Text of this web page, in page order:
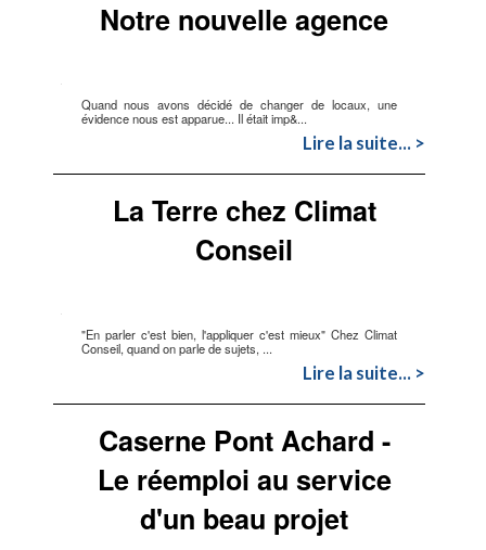
Notre nouvelle agence
Quand nous avons décidé de changer de locaux, une
évidence nous est apparue... Il était imp&...
Lire la suite... >
La Terre chez Climat
Conseil
"En parler c'est bien, l'appliquer c'est mieux" Chez Climat
Conseil, quand on parle de sujets, ...
Lire la suite... >
Caserne Pont Achard -
Le réemploi au service
d'un beau projet